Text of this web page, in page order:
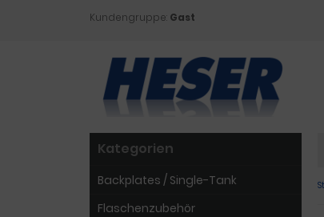
Kundengruppe: Gast
Kategorien
Backplates / Single-Tank
Flaschenzubehör